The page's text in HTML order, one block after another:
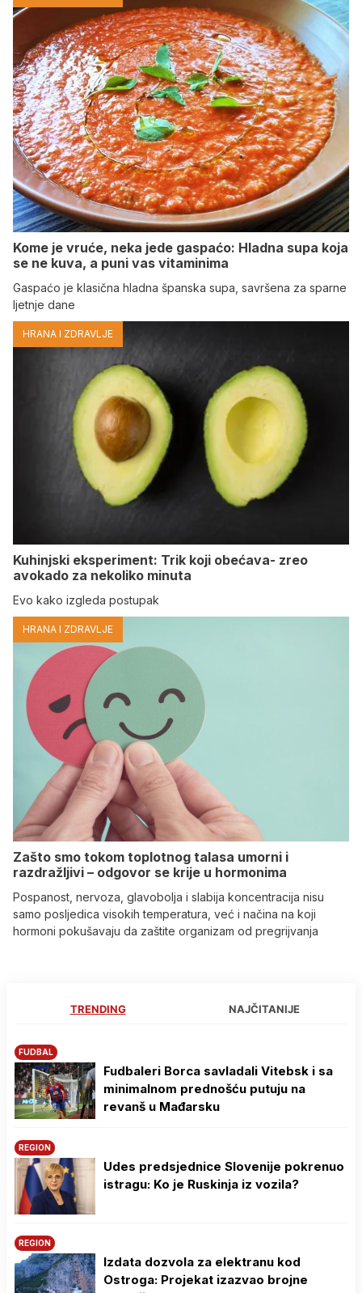
Kome je vruće, neka jede gaspaćo: Hladna supa koja
se ne kuva, a puni vas vitaminima
Gaspaćo je klasična hladna španska supa, savršena za sparne
ljetnje dane
HRANA I ZDRAVLJE
Kuhinjski eksperiment: Trik koji obećava- zreo
avokado za nekoliko minuta
Evo kako izgleda postupak
HRANA I ZDRAVLJE
Zašto smo tokom toplotnog talasa umorni i
razdražljivi – odgovor se krije u hormonima
Pospanost, nervoza, glavobolja i slabija koncentracija nisu
samo posljedica visokih temperatura, već i načina na koji
hormoni pokušavaju da zaštite organizam od pregrijvanja
TRENDING NAJČITANIJE
FUDBAL
Fudbaleri Borca savladali Vitebsk i sa
minimalnom prednošću putuju na
revanš u Mađarsku
REGION
Udes predsjednice Slovenije pokrenuo
istragu: Ko je Ruskinja iz vozila?
REGION
Izdata dozvola za elektranu kod
Ostroga: Projekat izazvao brojne